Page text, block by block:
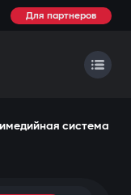
Для партнеров
система